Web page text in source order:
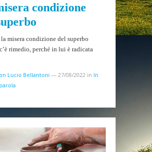
condizione
la misera condizione del superbo
rimedio, perché in lui è radicata
Lucio Bellantoni — 27/08/2022 in In